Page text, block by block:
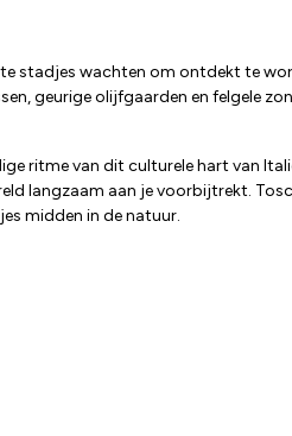
stadjes wachten om ontdekt te
geurige olijfgaarden en felgele
ritme van dit culturele hart van
langzaam aan je voorbijtrekt.
midden in de natuur.